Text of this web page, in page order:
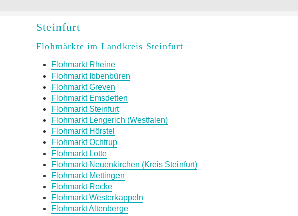
Steinfurt
Flohmärkte im Landkreis Steinfurt
Flohmarkt Rheine
Flohmarkt Ibbenbüren
Flohmarkt Greven
Flohmarkt Emsdetten
Flohmarkt Steinfurt
Flohmarkt Lengerich (Westfalen)
Flohmarkt Hörstel
Flohmarkt Ochtrup
Flohmarkt Lotte
Flohmarkt Neuenkirchen (Kreis Steinfurt)
Flohmarkt Mettingen
Flohmarkt Recke
Flohmarkt Westerkappeln
Flohmarkt Altenberge